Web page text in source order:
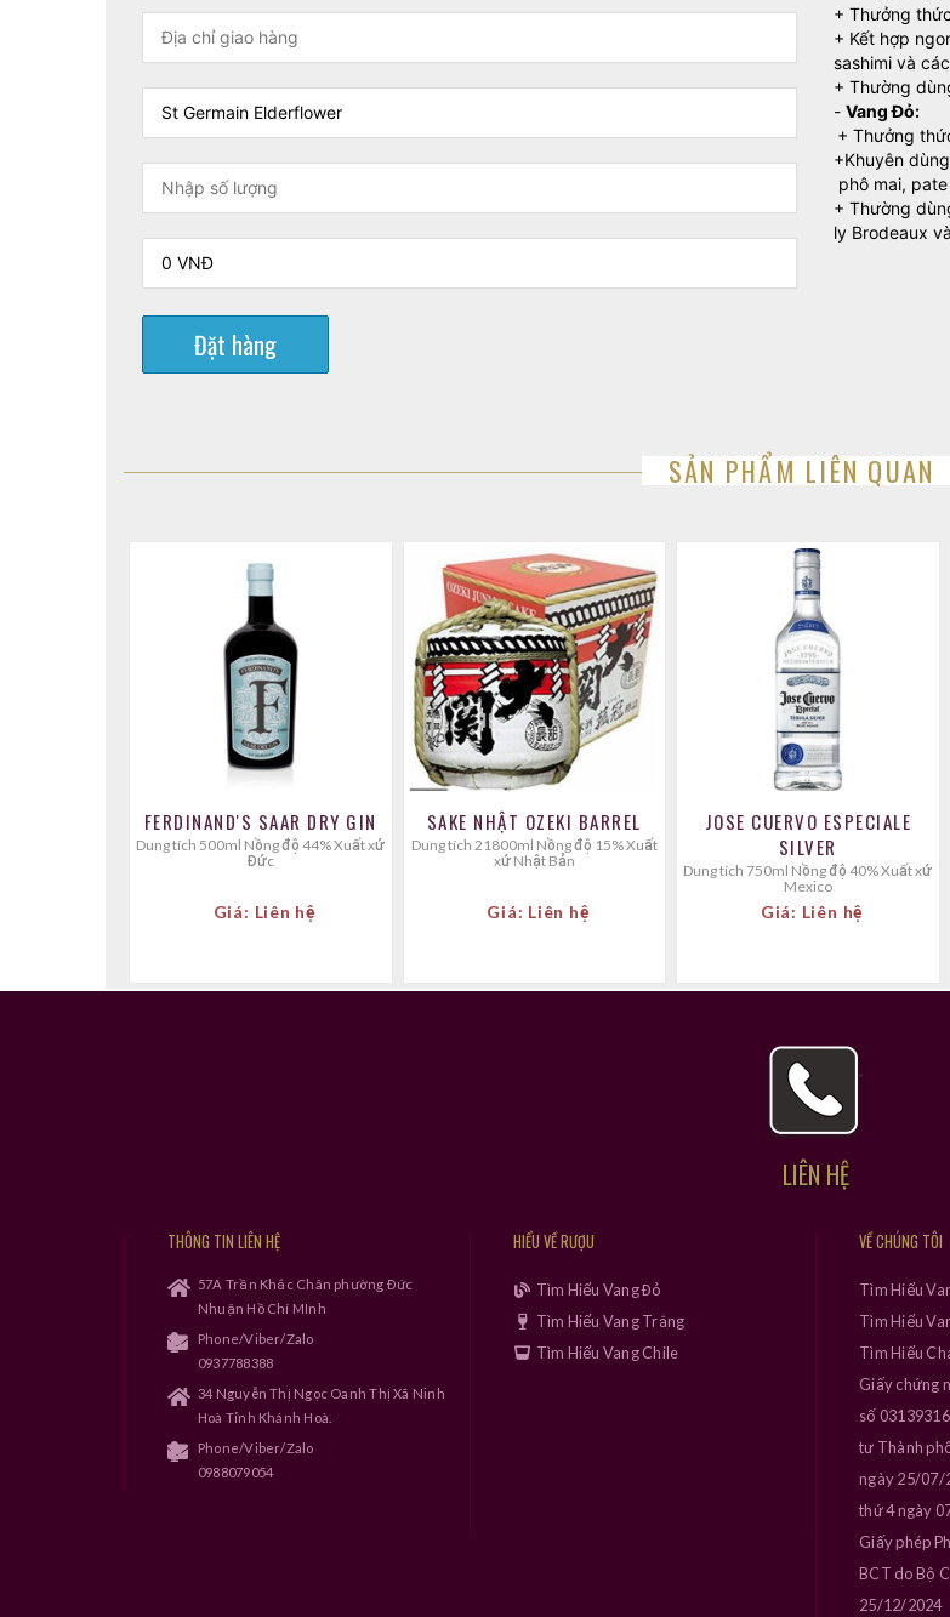
Đặt hàng
+ Thưởng
+ Kết hợp
sashimi và
+ Thường
- Vang Đỏ:
+ Thưởng
+Khuyên
phô mai,
+ Thường
ly Brodeaux
SẢN PHẨM LIÊN QUAN
FERDINAND'S SAAR DRY GIN
Dung tích 500ml Nồng độ 44% Xuất xứ
Đức
Giá: Liên hệ
SAKE NHẬT OZEKI BARREL
Dung tích 21800ml Nồng độ 15% Xuất
xứ Nhật Bản
Giá: Liên hệ
JOSE CUERVO ESPECIALE
SILVER
Dung tích 750ml Nồng độ 40% Xuất xứ
Mexico
Giá: Liên hệ
LIÊN HỆ
THÔNG TIN LIÊN HỆ
57A Trần Khắc Chân phường Đức
Nhuận Hồ Chí MInh
Phone/Viber/Zalo
0937788388
34 Nguyễn Thị Ngọc Oanh Thị Xã Ninh
Hoà Tỉnh Khánh Hoà.
Phone/Viber/Zalo
0988079054
HIỂU VỀ RƯỢU
Tìm Hiểu Vang Đỏ
Tìm Hiểu Vang Trắng
Tìm Hiểu Vang Chile
VỀ CHÚNG TÔI
Tìm Hiểu
Tìm Hiểu
Tìm Hiểu
Giấy chứng
số
tư Thành
ngày 25/07/
thứ 4 ngày
Giấy phép
BCT do Bộ
25/12/2024